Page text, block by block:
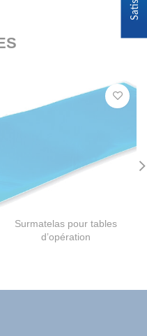
Surmatelas pour tables
d’opération